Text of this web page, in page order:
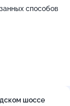
способов
шоссе